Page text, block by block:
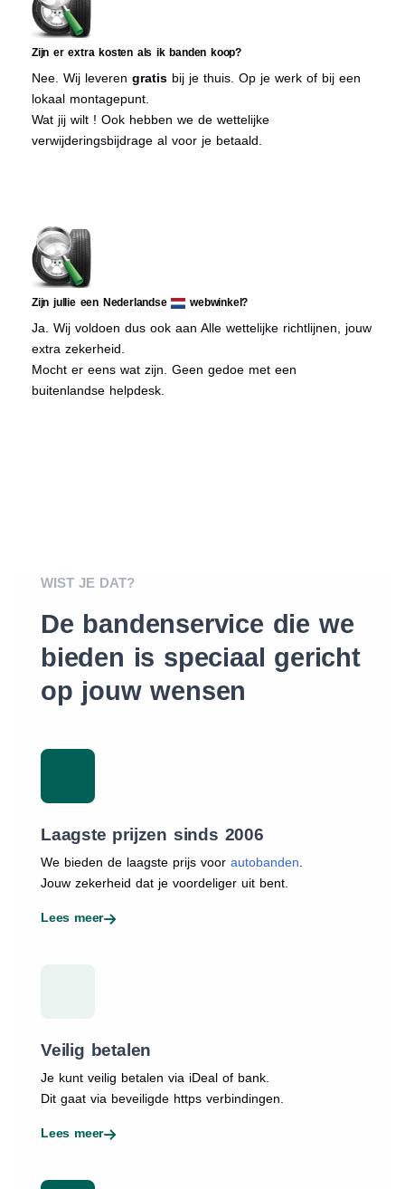
Zijn er extra kosten als ik banden koop?
Nee. Wij leveren gratis bij je thuis. Op je werk of bij een
lokaal montagepunt.
Wat jij wilt ! Ook hebben we de wettelijke
verwijderingsbijdrage al voor je betaald.
Zijn jullie een Nederlandse webwinkel?
Ja. Wij voldoen dus ook aan Alle wettelijke richtlijnen, jouw
extra zekerheid.
Mocht er eens wat zijn. Geen gedoe met een
buitenlandse helpdesk.
WIST JE DAT?
De bandenservice die we
bieden is speciaal gericht
op jouw wensen
Laagste prijzen sinds 2006
We bieden de laagste prijs voor autobanden
Jouw zekerheid dat je voordeliger uit bent.
Lees meer
Veilig betalen
Je kunt veilig betalen via iDeal of bank.
Dit gaat via beveiligde https verbindingen.
Lees meer